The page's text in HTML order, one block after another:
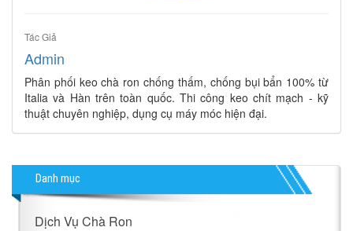
Tác Giả
Admin
Phân phối keo chà ron chống thấm, chống bụi bẩn 100% từ
Italia và Hàn trên toàn quốc. Thi công keo chít mạch - kỹ
thuật chuyên nghiệp, dụng cụ máy móc hiện đại.
Danh mục
Dịch Vụ Chà Ron